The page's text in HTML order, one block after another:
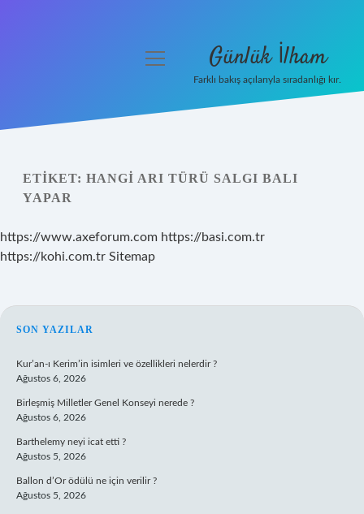
Yasal Uyarı
menüyü
Günlük İlham
Farklı bakış açılarıyla sıradanlığı kır.
ETIKET: HANGI ARI TÜRÜ SALGI BALI
YAPAR
https://www.axeforum.com https://basi.com.tr
https://kohi.com.tr Sitemap
SIDEBAR
SON YAZILAR
Kur’an-ı Kerim’in isimleri ve özellikleri nelerdir ?
Ağustos 6, 2026
Birleşmiş Milletler Genel Konseyi nerede ?
Ağustos 6, 2026
Barthelemy neyi icat etti ?
Ağustos 5, 2026
Ballon d’Or ödülü ne için verilir ?
Ağustos 5, 2026